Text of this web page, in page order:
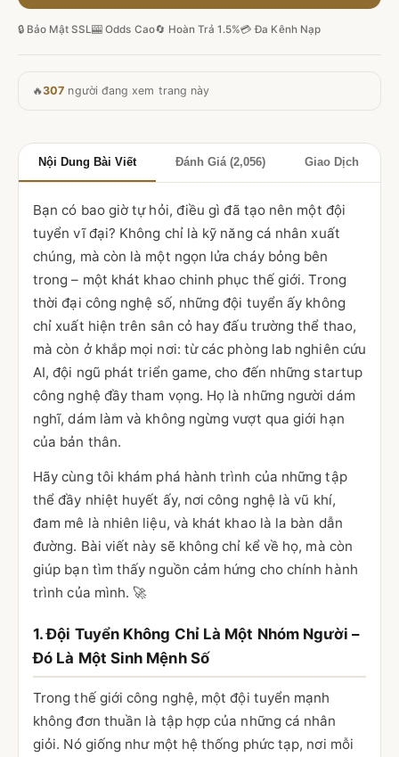
🔒 Bảo Mật SSL🎰 Odds Cao🔄 Hoàn Trả 1.5%💳 Đa Kênh Nạp
🔥307 người đang xem trang này
Nội Dung Bài Viết Đánh Giá (2,056) Giao Dịch
Bạn có bao giờ tự hỏi, điều gì đã tạo nên một đội
tuyển vĩ đại? Không chỉ là kỹ năng cá nhân xuất
chúng, mà còn là một ngọn lửa cháy bỏng bên
trong – một khát khao chinh phục thế giới. Trong
thời đại công nghệ số, những đội tuyển ấy không
chỉ xuất hiện trên sân cỏ hay đấu trường thể thao,
mà còn ở khắp mọi nơi: từ các phòng lab nghiên cứu
AI, đội ngũ phát triển game, cho đến những startup
công nghệ đầy tham vọng. Họ là những người dám
nghĩ, dám làm và không ngừng vượt qua giới hạn
của bản thân.
Hãy cùng tôi khám phá hành trình của những tập
thể đầy nhiệt huyết ấy, nơi công nghệ là vũ khí,
đam mê là nhiên liệu, và khát khao là la bàn dẫn
đường. Bài viết này sẽ không chỉ kể về họ, mà còn
giúp bạn tìm thấy nguồn cảm hứng cho chính hành
trình của mình. 🚀
1. Đội Tuyển Không Chỉ Là Một Nhóm Người –
Đó Là Một Sinh Mệnh Số
Trong thế giới công nghệ, một đội tuyển mạnh
không đơn thuần là tập hợp của những cá nhân
giỏi. Nó giống như một hệ thống phức tạp, nơi mỗi